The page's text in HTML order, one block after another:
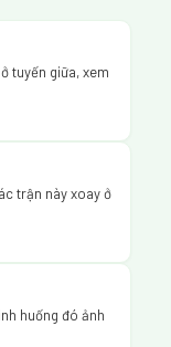
tuyến giữa, xem
trận này xoay ở
huống đó ảnh